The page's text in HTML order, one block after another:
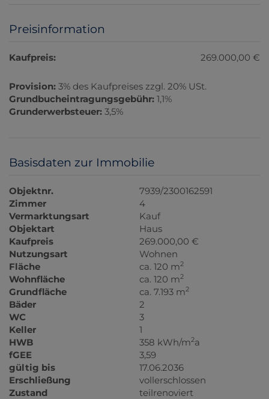
Preisinformation
Kaufpreis: 269.000,00 €
Provision: 3% des Kaufpreises zzgl. 20% USt.
Grundbucheintragungsgebühr: 1,1%
Grunderwerbsteuer: 3,5%
Basisdaten zur Immobilie
Objektnr.
7939/2300162591
Zimmer
4
Vermarktungsart
Kauf
Objektart
Haus
Kaufpreis
269.000,00 €
Nutzungsart
Wohnen
Fläche
ca. 120 m2
Wohnfläche ca. 120 m2
Grundfläche ca. 7.193 m2
Bäder
2
WC
3
Keller
1
HWB
358 kWh/m2a
fGEE
3,59
gültig bis
17.06.2036
Erschließung
vollerschlossen
Zustand
teilrenoviert